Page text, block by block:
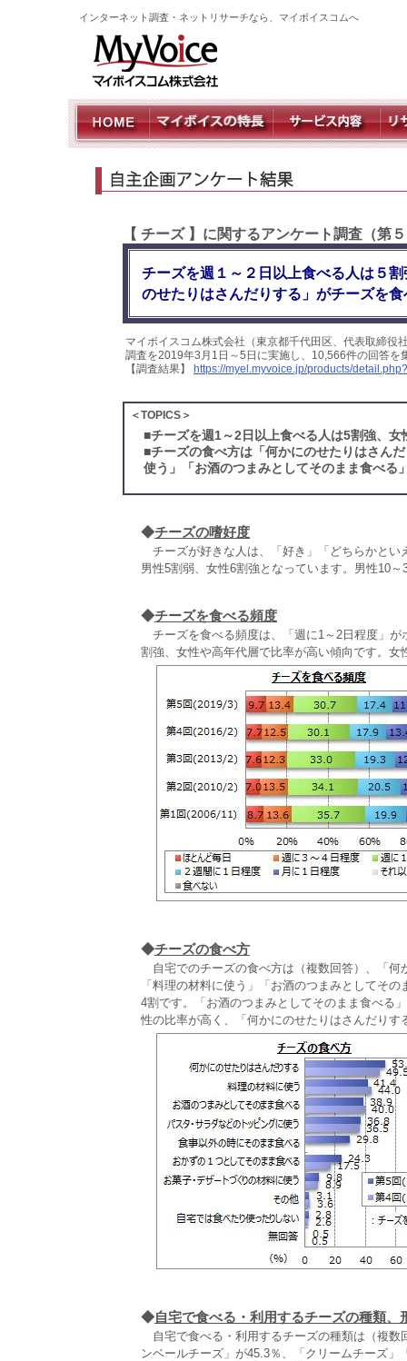
インターネット調査・ネットリサーチなら、マイボイスコムへ
【 チーズ 】に関するアンケート調査（第
チーズを週１～２日以上食べる人は５
のせたりはさんだりする」がチーズを
マイボイスコム株式会社（東京都千代田区、代表取締役
調査を2019年3月1日～5日に実施し、10,566件の回答を
【調査結果】
https://myel.myvoice.jp/products/
＜TOPICS＞
■チーズを週1～2日以上食べる人は5割強、女
■チーズの食べ方は「何かにのせたりはさん
使う」「お酒のつまみとしてそのまま食べる
◆チーズの嗜好度
チーズが好きな人は、「好き」「どちらかとい
男性5割弱、女性6割強となっています。男性10
◆チーズを食べる頻度
チーズを食べる頻度は、「週に1～2日程度」が
割強、女性や高年代層で比率が高い傾向です。女
◆チーズの食べ方
自宅でのチーズの食べ方は（複数回答）、「何
「料理の材料に使う」「お酒のつまみとしてそ
4割です。「お酒のつまみとしてそのまま食べる
性の比率が高く、「何かにのせたりはさんだり
◆自宅で食べる・利用するチーズの種類、
自宅で食べる・利用するチーズの種類は（複数
ンベールチーズ」が45.3％、「クリームチーズ